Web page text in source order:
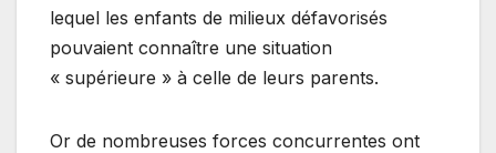
lequel les enfants de milieux défavorisés
pouvaient connaître une situation
« supérieure » à celle de leurs parents.
Or de nombreuses forces concurrentes ont